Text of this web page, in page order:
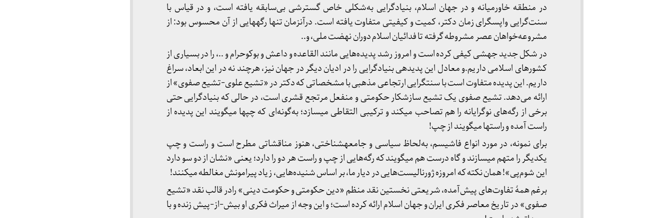
در منطقه خاورمیانه و در جهان اسلام، بنیادگرایی به‌شکلی خاص گسترشی بی‌سابقه یافته است، و در قیاس با
سنت‌گرایی واپسگرای زمان دکتر، کمیت و کیفیتی متفاوت یافته است. درآنزمان تنها رگه­هایی از آن محسوس بود: از
مشروعه‌خواهان عصر مشروطه گرفته تا فدائیان اسلام دوران نهضت ملی، و..
در شکل جدید جهشی کیفی کرده است و امروز رشد پدیده‌هایی مانند القاعده و داعش و بوکوحرام و ..، را در بسیاری از
کشورهای اسلامی داریم.و معادل این پدیده­ی بنیاد­گرایی را در ادیان دیگر در جهان نیز، هرچند نه در این ابعاد، سراغ
داریم. این پدیده متفاوت است با سنت­گرایی ارتجاعی مذهبی با مشخصاتی که دکتر در «تشیع علوی-تشیع صفوی» از
ارائه می‌دهد. تشیع صفوی یک تشیع سازشکار حکومتی و منفعل مرتجع قشری است، در حالی که بنیادگرایی حتی
برخی از رگه‌های نوگرایانه را هم تصاحب می­کند و ترکیبی التقاطی می­سازد؛ به‌گونه‌ای که چپ­ها می­گویند این پدیده از
راست آمده و راست­ها می­گویند از چپ!
برای نمونه، در مورد انواع فاشیسم، به‌لحاظ سیاسی و جامعه­شناختی، هنوز مناقشاتی مطرح است و راست و چپ
یکدیگر را متهم می­سازند و گاه درست هم می­گویند که رگه‌هایی از چپ و راست هر دو را دارد؛ یعنی «نشان از دو سو دارد
این شوم‌پی»! همان نکته که امروزه ژورنالیست‌هایی در دیار ما، بر اساس شنیده‌هایی، زیاد پیرامونش مغالطه می­کنند!
برغم همهٔ تفاوت‌های پیش‌آمده، شریعتی نخستین نقد منظم «دین حکومتی و حکومت دینی» رادر قالب نقد «تشیع
صفوی» در تاریخ معاصر فکری ایران و جهان اسلام ارائه کرده است؛ و این وجه از میراث فکری او بیش‌-از-پیش زنده و با